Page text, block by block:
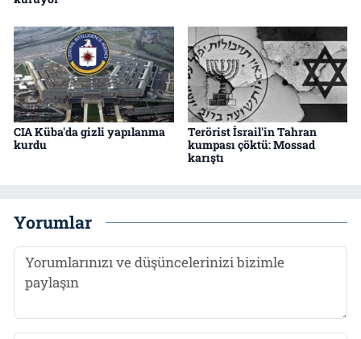
CIA Küba'da gizli yapılanma
kurdu
Terörist İsrail'in Tahran
kumpası çöktü: Mossad
karıştı
Yorumlar